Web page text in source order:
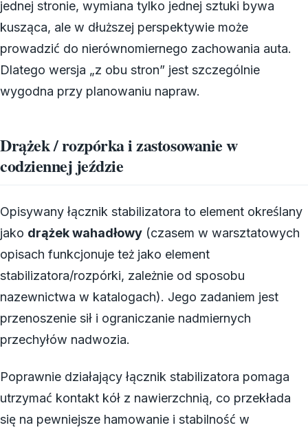
jednej stronie, wymiana tylko jednej sztuki bywa
kusząca, ale w dłuższej perspektywie może
prowadzić do nierównomiernego zachowania auta.
Dlatego wersja „z obu stron” jest szczególnie
wygodna przy planowaniu napraw.
Drążek / rozpórka i zastosowanie w
codziennej jeździe
Opisywany łącznik stabilizatora to element określany
jako drążek wahadłowy (czasem w warsztatowych
opisach funkcjonuje też jako element
stabilizatora/rozpórki, zależnie od sposobu
nazewnictwa w katalogach). Jego zadaniem jest
przenoszenie sił i ograniczanie nadmiernych
przechyłów nadwozia.
Poprawnie działający łącznik stabilizatora pomaga
utrzymać kontakt kół z nawierzchnią, co przekłada
się na pewniejsze hamowanie i stabilność w